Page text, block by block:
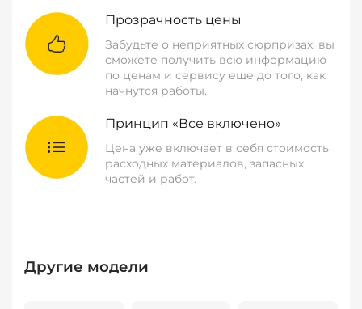
Прозрачность цены
Забудьте о неприятных сюрпризах: вы
сможете получить всю информацию
по ценам и сервису еще до того, как
начнутся работы.
Принцип «Все включено»
Цена уже включает в себя стоимость
расходных материалов, запасных
частей и работ.
Другие модели